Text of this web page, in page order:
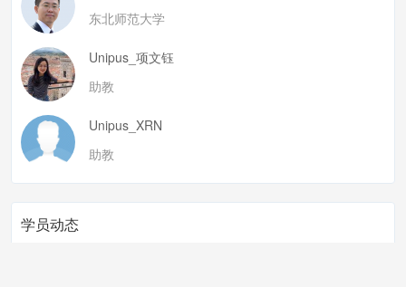
东北师范大学
Unipus_项文钰
助教
Unipus_XRN
助教
学员动态